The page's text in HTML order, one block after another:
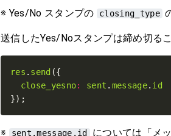
※ Yes/No スタンプの closing_type
送信したYes/Noスタンプは締め切る
res . send
close_yesno: sent . message. id
});
※ sent.message.id については「メ